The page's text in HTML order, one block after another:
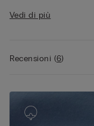
• 100% cotone
Vedi di più
Recensioni(6)